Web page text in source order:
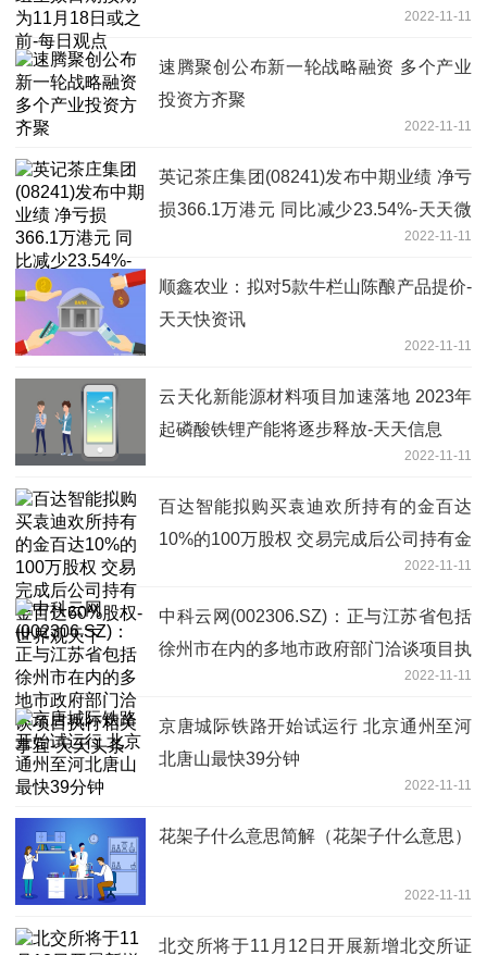
2022-11-11
速腾聚创公布新一轮战略融资 多个产业
投资方齐聚
2022-11-11
英记茶庄集团(08241)发布中期业绩 净亏
损366.1万港元 同比减少23.54%-天天微
2022-11-11
顺鑫农业：拟对5款牛栏山陈酿产品提价-
天天快资讯
2022-11-11
云天化新能源材料项目加速落地 2023年
起磷酸铁锂产能将逐步释放-天天信息
2022-11-11
百达智能拟购买袁迪欢所持有的金百达
10%的100万股权 交易完成后公司持有金
2022-11-11
中科云网(002306.SZ)：正与江苏省包括
徐州市在内的多地市政府部门洽谈项目执
2022-11-11
京唐城际铁路开始试运行 北京通州至河
北唐山最快39分钟
2022-11-11
花架子什么意思简解（花架子什么意思）
2022-11-11
北交所将于11月12日开展新增北交所证